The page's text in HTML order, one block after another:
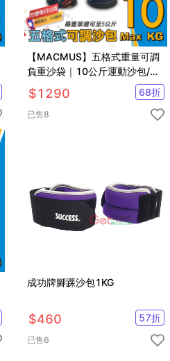
【MACMUS】五格式重量可調
負重沙袋｜10公斤運動沙包/單
邊5公斤負重沙包 重量可調沙包
綁手沙包 綁腿沙包
$1290 68折
已售8
成功牌腳踝沙包1KG
$460 57折
已售6